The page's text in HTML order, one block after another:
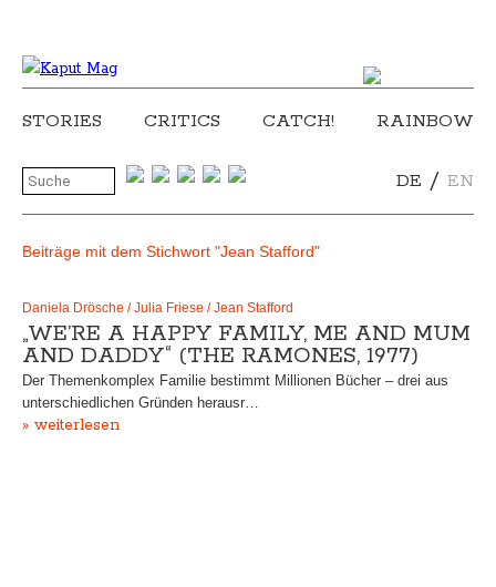
STORIES CRITICS CATCH! RAINBOW
DE / EN
Beiträge mit dem Stichwort "Jean Stafford"
Daniela Drösche / Julia Friese / Jean Stafford
„WE’RE A HAPPY FAMILY, ME AND MUM
AND DADDY“ (THE RAMONES, 1977)
Der Themenkomplex Familie bestimmt Millionen Bücher – drei aus
unterschiedlichen Gründen herausr…
» weiterlesen